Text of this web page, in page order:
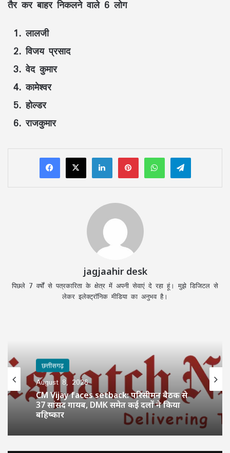
तैर कर बाहर निकलने वाले 6 लोग
लालजी
विजय प्रसाद
वेद कुमार
कामेश्वर
होल्डर
राजकुमार
LinkedInPinterestWhatsAppTelegram
jagjaahir desk
पिछले 7 वर्षों से पत्रकारिता के क्षेत्र में अपनी सेवाएं दे रहा हूं। मुझे डिजिटल से
लेकर इलेक्ट्रॉनिक मीडिया का अनुभव है।
छत्तीसगढ़
August 8, 2026
CM Vijay faces setback: परिसीमन बैठक से
37 सांसद गायब, DMK समेत कई दलों ने किया
बहिष्कार